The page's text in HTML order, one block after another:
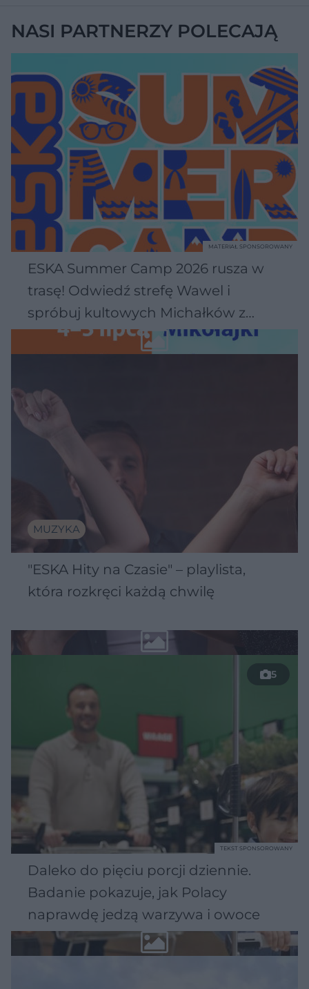
NASI PARTNERZY POLECAJĄ
ESKA Summer Camp 2026 rusza w
trasę! Odwiedź strefę Wawel i
spróbuj kultowych Michałków z
Wawelu
MATERIAŁ SPONSOROWANY
MUZYKA
"ESKA Hity na Czasie" – playlista,
która rozkręci każdą chwilę
5
Daleko do pięciu porcji dziennie.
Badanie pokazuje, jak Polacy
naprawdę jedzą warzywa i owoce
TEKST SPONSOROWANY